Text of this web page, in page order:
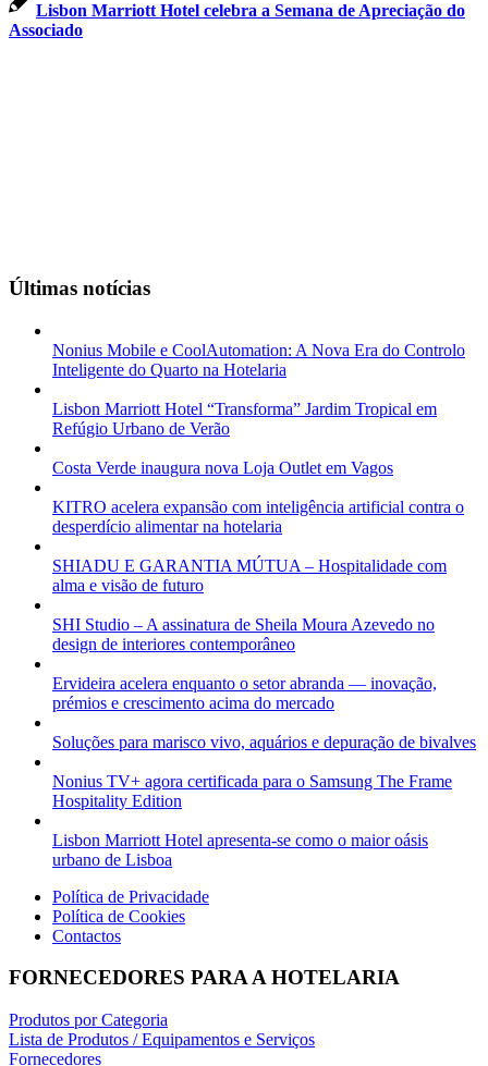
Lisbon Marriott Hotel celebra a Semana de Apreciação do
Associado
Últimas notícias
Nonius Mobile e CoolAutomation: A Nova Era do Controlo
Inteligente do Quarto na Hotelaria
Lisbon Marriott Hotel “Transforma” Jardim Tropical em
Refúgio Urbano de Verão
Costa Verde inaugura nova Loja Outlet em Vagos
KITRO acelera expansão com inteligência artificial contra o
desperdício alimentar na hotelaria
SHIADU E GARANTIA MÚTUA – Hospitalidade com
alma e visão de futuro
SHI Studio – A assinatura de Sheila Moura Azevedo no
design de interiores contemporâneo
Ervideira acelera enquanto o setor abranda — inovação,
prémios e crescimento acima do mercado
Soluções para marisco vivo, aquários e depuração de bivalves
Nonius TV+ agora certificada para o Samsung The Frame
Hospitality Edition
Lisbon Marriott Hotel apresenta-se como o maior oásis
urbano de Lisboa
Política de Privacidade
Política de Cookies
Contactos
FORNECEDORES PARA A HOTELARIA
Produtos por Categoria
Lista de Produtos / Equipamentos e Serviços
Fornecedores